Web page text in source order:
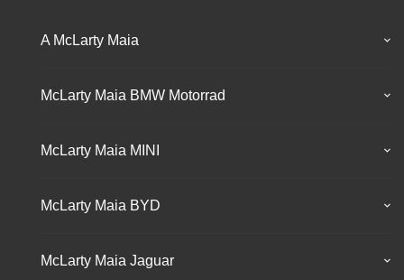
A McLarty Maia
McLarty Maia BMW Motorrad
McLarty Maia MINI
McLarty Maia BYD
McLarty Maia Jaguar